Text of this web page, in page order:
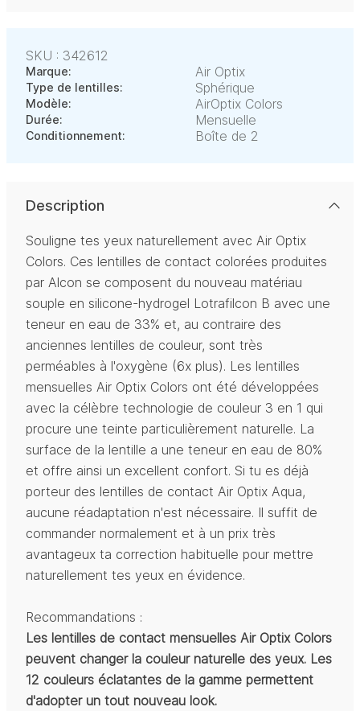
SKU : 342612
Marque: Air Optix
Type de lentilles: Sphérique
Modèle: AirOptix Colors
Durée: Mensuelle
Conditionnement: Boîte de 2
Description
Souligne tes yeux naturellement avec Air Optix
Colors. Ces lentilles de contact colorées produites
par Alcon se composent du nouveau matériau
souple en silicone-hydrogel Lotrafilcon B avec une
teneur en eau de 33% et, au contraire des
anciennes lentilles de couleur, sont très
perméables à l'oxygène (6x plus). Les lentilles
mensuelles Air Optix Colors ont été développées
avec la célèbre technologie de couleur 3 en 1 qui
procure une teinte particulièrement naturelle. La
surface de la lentille a une teneur en eau de 80%
et offre ainsi un excellent confort. Si tu es déjà
porteur des lentilles de contact Air Optix Aqua,
aucune réadaptation n'est nécessaire. Il suffit de
commander normalement et à un prix très
avantageux ta correction habituelle pour mettre
naturellement tes yeux en évidence.
Recommandations :
Les lentilles de contact mensuelles Air Optix Colors
peuvent changer la couleur naturelle des yeux. Les
12 couleurs éclatantes de la gamme permettent
d'adopter un tout nouveau look.